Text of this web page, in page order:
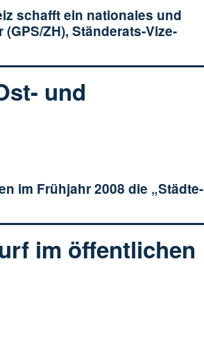
schafft ein nationales und
ZH), Ständerats-Vize-
und
im Frühjahr 2008 die „Städte-
im öffentlichen